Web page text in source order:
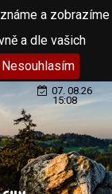
a zobrazíme
a dle vašich
Nesouhlasím
07. 08.26
15:08